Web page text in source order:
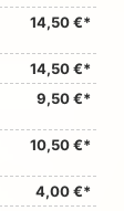
14,50 €*
14,50 €*
9,50 €*
10,50 €*
4,00 €*